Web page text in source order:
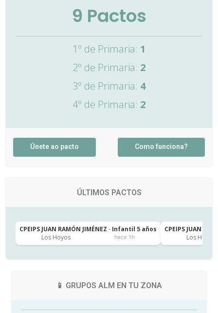
9 Pactos
1º de Primaria: 1
2º de Primaria: 2
3º de Primaria: 4
4º de Primaria: 2
Únete ao pacto Como funciona?
ÚLTIMOS PACTOS
CPEIPS JUAN RAMÓN JIMÉNEZ · Infantil 5 años
Los Hoyos
hace 1h
CPEIPS JUAN
Los Hoyos
📱 GRUPOS ALM EN TU ZONA